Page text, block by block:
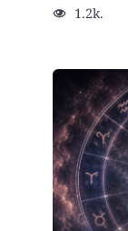
1.2k.